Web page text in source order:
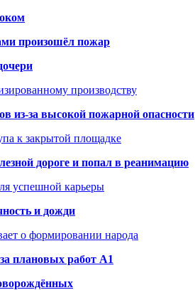
произошёл пожар
производству
из-за высокой пожарной опасности
к закрытой площадке
дороге и попал в реанимацию
успешной карьеры
и дожди
о формировании народа
плановых работ A1